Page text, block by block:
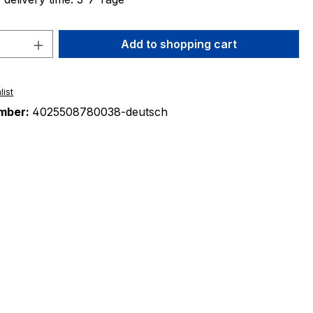
Quantity: Enter the desired amount
Add to shopping cart
4025508780038-deutsch